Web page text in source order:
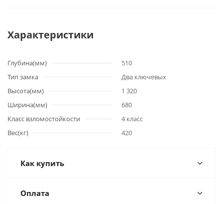
Характеристики
Глубина(мм)
510
Тип замка
Два ключевых
Высота(мм)
1 320
Ширина(мм)
680
Класс взломостойкости
4 класс
Вес(кг)
420
Как купить
Оплата